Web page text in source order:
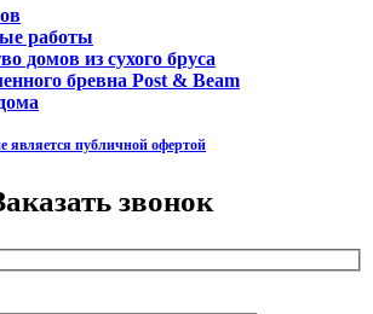
работы
домов из сухого бруса
бревна Post & Beam
является публичной офертой
звонок